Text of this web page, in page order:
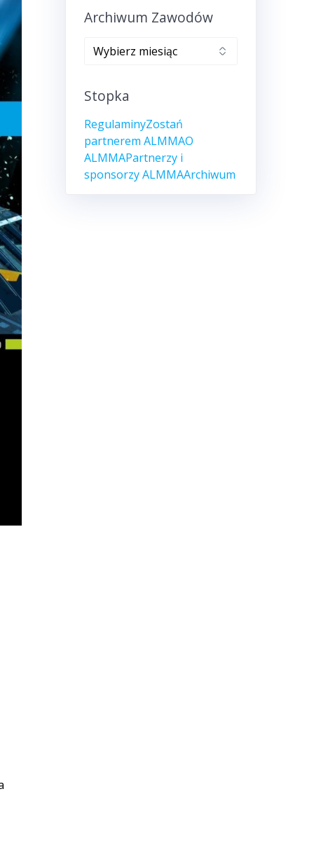
Archiwum Zawodów
Archiwum
zawodów
Stopka
RegulaminyZostań
partnerem ALMMAO
ALMMAPartnerzy i
sponsorzy ALMMAArchiwum